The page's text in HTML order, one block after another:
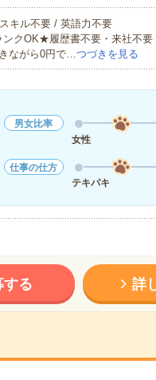
キル不要 / 英語力不要
クOK★履歴書不要・来社不
ながら0円で…つづきを見る
男女比率
女性
仕事の仕方
テキパキ
する 詳